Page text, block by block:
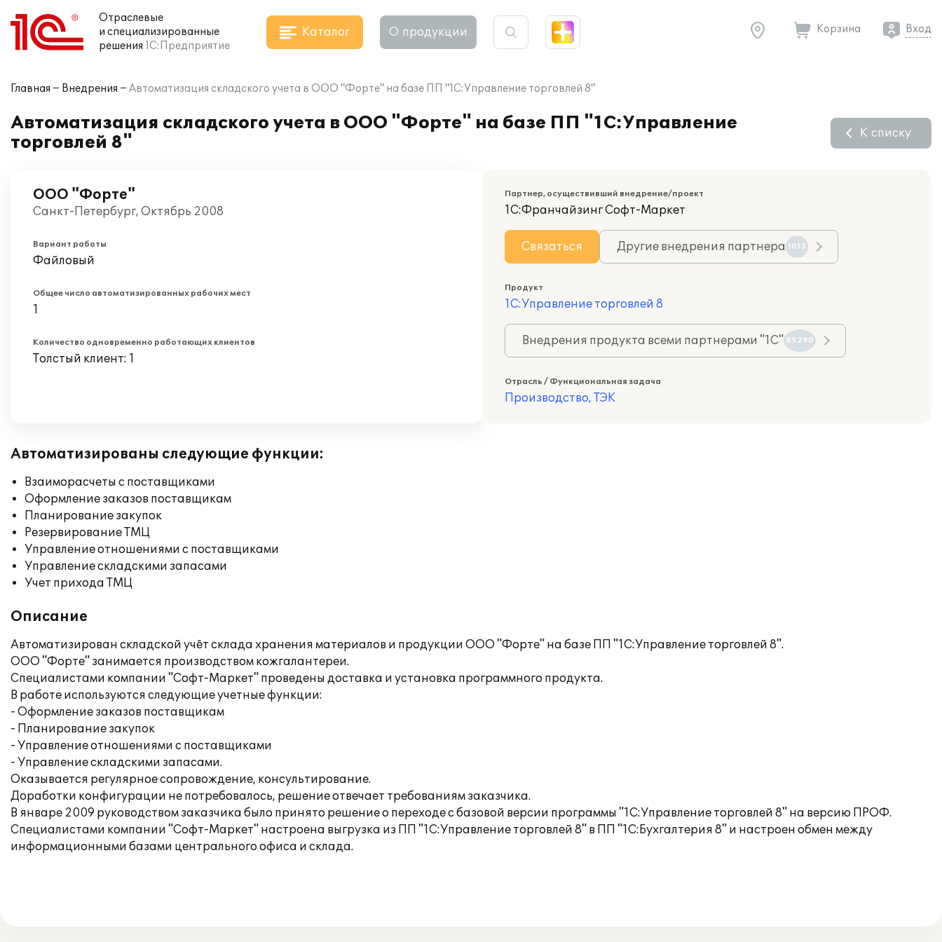
Отраслевые
и специализированные
решения 1С:Предприятие
Каталог О продукции Корзина Вход
Главная Внедрения Автоматизация складского учета в ООО "Форте" на базе ПП "1С:Управление торговлей 8"
Автоматизация складского учета в ООО "Форте" на базе ПП "1С:Управление
торговлей 8"
К списку
ООО "Форте"
Санкт-Петербург, Октябрь 2008
Вариант работы
Файловый
Общее число автоматизированных рабочих мест
1
Количество одновременно работающих клиентов
Толстый клиент: 1
Партнер, осуществивший внедрение/проект
1С:Франчайзинг Софт-Маркет
Связаться Другие внедрения партнера 1013
Продукт
1С:Управление торговлей 8
Внедрения продукта всеми партнерами "1С" 89290
Отрасль / Функциональная задача
Производство, ТЭК
Автоматизированы следующие функции:
Взаиморасчеты с поставщиками
Оформление заказов поставщикам
Планирование закупок
Резервирование ТМЦ
Управление отношениями с поставщиками
Управление складскими запасами
Учет прихода ТМЦ
Описание
Автоматизирован складской учёт склада хранения материалов и продукции ООО "Форте" на базе ПП "1С:Управление торговлей 8".
ООО "Форте" занимается производством кожгалантереи.
Специалистами компании "Софт-Маркет" проведены доставка и установка программного продукта.
В работе используются следующие учетные функции:
- Оформление заказов поставщикам
- Планирование закупок
- Управление отношениями с поставщиками
- Управление складскими запасами.
Оказывается регулярное сопровождение, консультирование.
Доработки конфигурации не потребовалось, решение отвечает требованиям заказчика.
В январе 2009 руководством заказчика было принято решение о переходе с базовой версии программы "1С:Управление торговлей 8" на версию ПРОФ.
Специалистами компании "Софт-Маркет" настроена выгрузка из ПП "1С:Управление торговлей 8" в ПП "1С:Бухгалтерия 8" и настроен обмен между
информационными базами центрального офиса и склада.